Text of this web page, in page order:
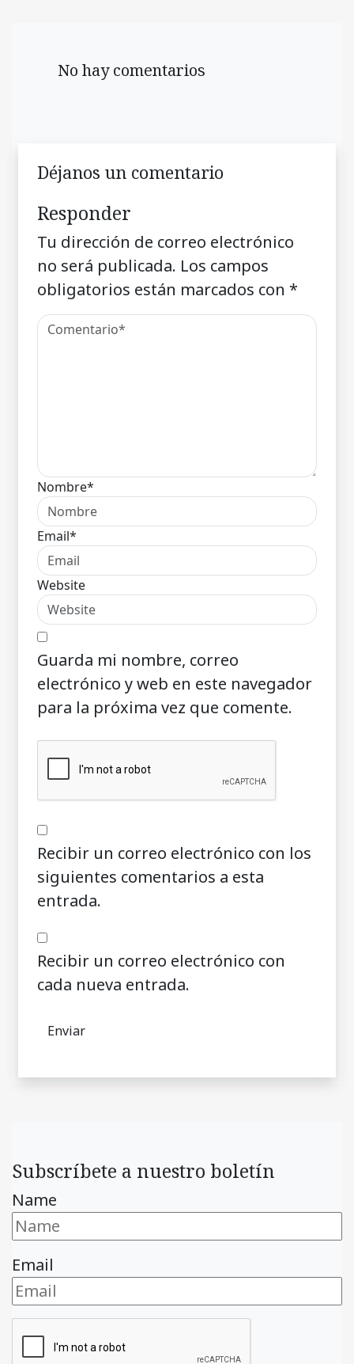
No hay comentarios
Déjanos un comentario
Responder
Tu dirección de correo electrónico
no será publicada. Los campos
obligatorios están marcados con *
Nombre*
Email*
Website
Guarda mi nombre, correo
electrónico y web en este navegador
para la próxima vez que comente.
Recibir un correo electrónico con los
siguientes comentarios a esta
entrada.
Recibir un correo electrónico con
cada nueva entrada.
Subscríbete a nuestro boletín
Name
Email